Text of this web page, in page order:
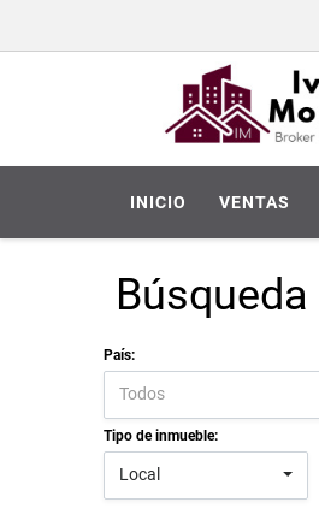
INICIO VENTAS
Búsqueda
País:
Todos
Tipo de inmueble:
Local